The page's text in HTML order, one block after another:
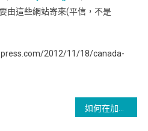
由這些網站寄來(平信，不是
2012/11/18/canada-